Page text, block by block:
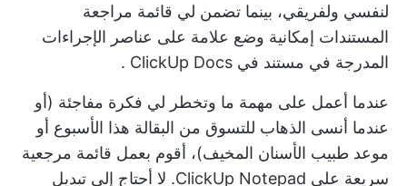
لنفسي ولفريقي، بينما تضمن لي قائمة مراجعة
المستندات إمكانية وضع علامة على عناصر الإجراءات
المدرجة في مستند في ClickUp Docs
.
عندما أعمل على مهمة ما وتخطر لي فكرة مفاجئة (أو
عندما أنسى الذهاب للتسوق من البقالة هذا الأسبوع أو
موعد طبيب الأسنان المخيف)، أقوم بعمل قائمة مرجعية
سريعة على ClickUp Notepad. لا أحتاج إلى تبديل